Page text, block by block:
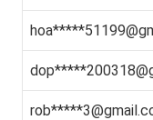
hoa*****
dop*****
rob*****